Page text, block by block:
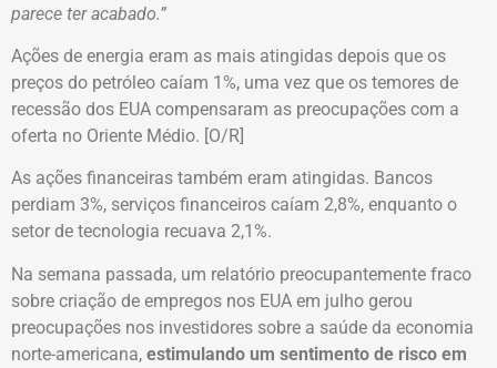
parece ter acabado.”
Ações de energia eram as mais atingidas depois que os
preços do petróleo caíam 1%, uma vez que os temores de
recessão dos EUA compensaram as preocupações com a
oferta no Oriente Médio. [O/R]
As ações financeiras também eram atingidas. Bancos
perdiam 3%, serviços financeiros caíam 2,8%, enquanto o
setor de tecnologia recuava 2,1%.
Na semana passada, um relatório preocupantemente fraco
sobre criação de empregos nos EUA em julho gerou
preocupações nos investidores sobre a saúde da economia
norte-americana, estimulando um sentimento de risco em